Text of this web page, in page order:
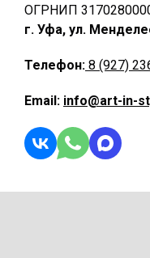
ОГРНИП
г. Уфа, ул.
Телефон: 8 (927)
Email: info@art-in-